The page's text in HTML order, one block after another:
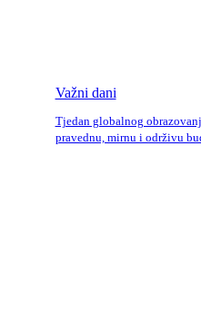
Važni dani
Tjedan globalnog
pravednu, mirnu i održivu